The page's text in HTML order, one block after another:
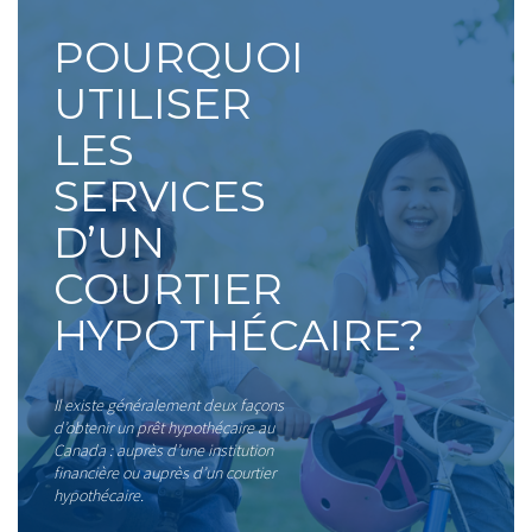
POURQUOI
UTILISER
LES
SERVICES
D’UN
COURTIER
HYPOTHÉCAIRE?
Il existe généralement deux façons
d’obtenir un prêt hypothécaire au
Canada : auprès d’une institution
financière ou auprès d’un courtier
hypothécaire.